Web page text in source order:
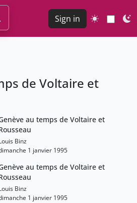
Sign in
de Voltaire et
au temps de Voltaire et
Binz
1 janvier 1995
au temps de Voltaire et
Binz
1 janvier 1995